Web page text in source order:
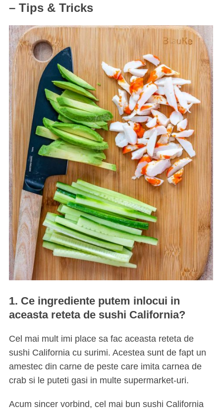
– Tips & Tricks
1. Ce ingrediente putem inlocui in
aceasta reteta de sushi California?
Cel mai mult imi place sa fac aceasta reteta de
sushi California cu surimi. Acestea sunt de fapt un
amestec din carne de peste care imita carnea de
crab si le puteti gasi in multe supermarket-uri.
Acum sincer vorbind, cel mai bun sushi California